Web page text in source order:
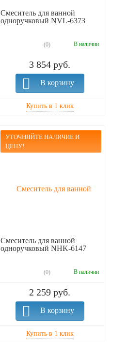
Смеситель для ванной
одноручковый NVL-6373
(0) В наличии
3 854 руб.
В корзину
УТОЧНЯЙТЕ НАЛИЧИЕ И
ЦЕНУ!
Смеситель для ванной
одноручковый NHK-6147
(0) В наличии
2 259 руб.
В корзину